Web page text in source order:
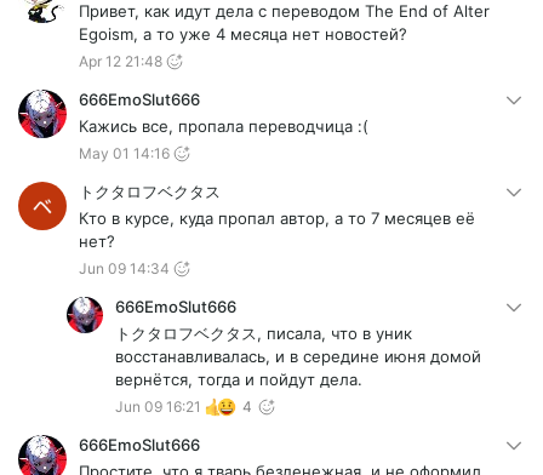
Привет, как идут дела с переводом The End of Alter
Egoism, а то уже 4 месяца нет новостей?
Apr 12 21:48
666EmoSlut666
Кажись все, пропала переводчица :(
May 01 14:16
トクタロフベクタス
Кто в курсе, куда пропал автор, а то 7 месяцев её
нет?
Jun 09 14:34
666EmoSlut666
トクタロフベクタス, писала, что в уник
восстанавливалась, и в середине июня домой
вернётся, тогда и пойдут дела.
Jun 09 16:21 4
666EmoSlut666